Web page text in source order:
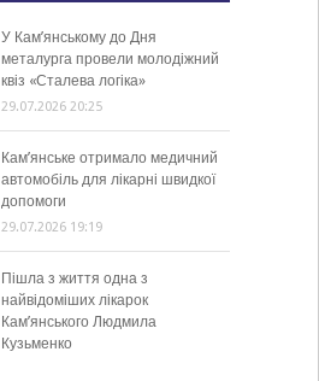
У Кам’янському до Дня
металурга провели молодіжний
квіз «Сталева логіка»
29.07.2026 20:25
Кам’янське отримало медичний
автомобіль для лікарні швидкої
допомоги
29.07.2026 19:19
Пішла з життя одна з
найвідоміших лікарок
Кам’янського Людмила
Кузьменко